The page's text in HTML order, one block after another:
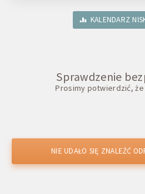
KALENDARZ
Sprawdzenie
Prosimy potwierdzić,
NIE UDAŁO SIĘ ZNALEŹĆ